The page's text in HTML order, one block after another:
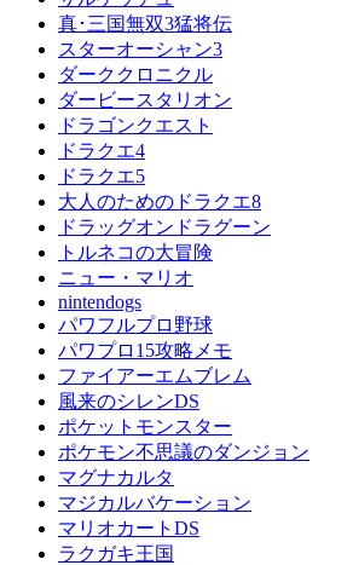
真･三国無双3猛将伝
スターオーシャン3
ダーククロニクル
ダービースタリオン
ドラゴンクエスト
ドラクエ4
ドラクエ5
大人のためのドラクエ8
ドラッグオンドラグーン
トルネコの大冒険
ニュー・マリオ
nintendogs
パワフルプロ野球
パワプロ15攻略メモ
ファイアーエムブレム
風来のシレンDS
ポケットモンスター
ポケモン不思議のダンジョン
マグナカルタ
マジカルバケーション
マリオカートDS
ラクガキ王国